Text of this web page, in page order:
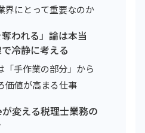
界にとって重要なのか
われる」論は本当
冷静に考える
「手作業の部分」から
価値が高まる仕事
変える税理士業務の